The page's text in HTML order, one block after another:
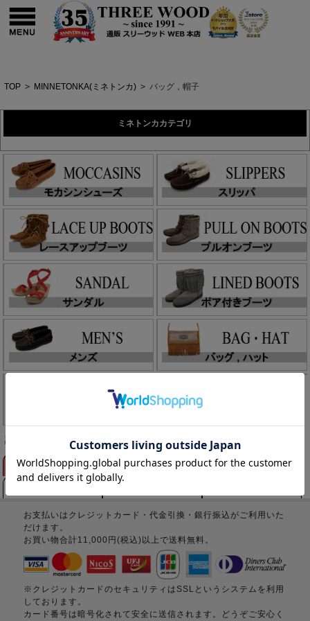
TOP > MINNETONKA(ミネトンカ) > バッグ，帽子
ミネトンカカテゴリ
該当商品はありません。
お支払いについて 配送について 営業時間について
お支払いはクレジットカード・代金引換・銀行振込がご利用いた
だけます。
お買い物合計11,000円(税込)以上で送料無料。
※クレジットカードのセキュリティはSSLというシステムを利用
しております。
カード番号は暗号化されて安全に送信されます。どうぞご安心く